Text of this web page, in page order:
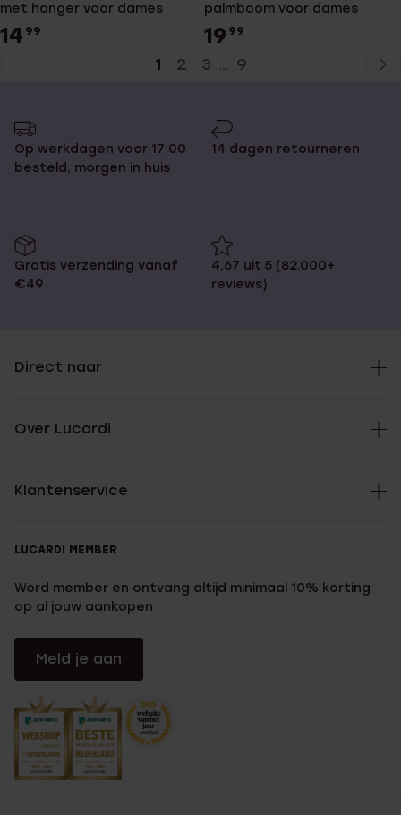
met hanger voor dames
14 99
palmboom voor dames
19 99
1 2 3 9
Op werkdagen voor 17:00
besteld, morgen in huis
14 dagen retourneren
Gratis verzending vanaf
€49
4,67 uit 5 (82.000+
reviews)
Direct naar
Over Lucardi
Klantenservice
LUCARDI MEMBER
Word member en ontvang altijd minimaal 10% korting
op al jouw aankopen
Meld je aan